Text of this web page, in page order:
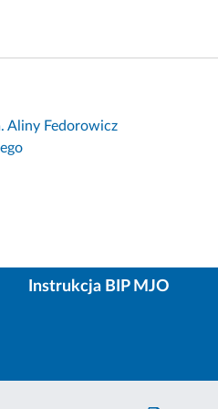
Aliny Fedorowicz
Instrukcja BIP MJO